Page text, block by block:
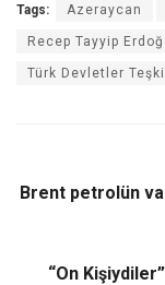
Tags: Azeraycan
Recep Tayyip
Türk Devletler
Brent petrolün
“On